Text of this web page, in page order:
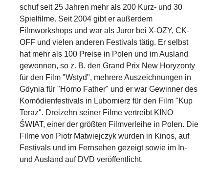
schuf seit 25 Jahren mehr als 200 Kurz- und 30
Spielfilme. Seit 2004 gibt er außerdem
Filmworkshops und war als Juror bei X-OZY, CK-
OFF und vielen anderen Festivals tätig. Er selbst
hat mehr als 100 Preise in Polen und im Ausland
gewonnen, so z. B. den Grand Prix New Horyzonty
für den Film "Wstyd", mehrere Auszeichnungen in
Gdynia für "Homo Father" und er war Gewinner des
Komödienfestivals in Lubomierz für den Film "Kup
Teraz". Dreizehn seiner Filme vertreibt KINO
ŚWIAT, einer der größten Filmverleihe in Polen. Die
Filme von Piotr Matwiejczyk wurden in Kinos, auf
Festivals und im Fernsehen gezeigt sowie im In-
und Ausland auf DVD veröffentlicht.